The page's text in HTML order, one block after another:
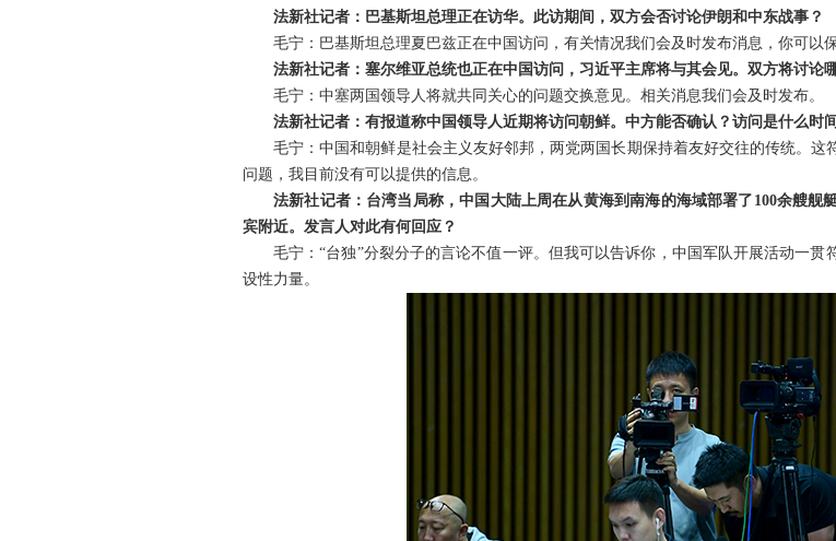
法新社记者：巴基斯坦总理正在访华。此访期间，双方会否讨论伊朗和中东战事？
毛宁：巴基斯坦总理夏巴兹正在中国访问，有关情况我们会及时发布消息，你可以保
法新社记者：塞尔维亚总统也正在中国访问，习近平主席将与其会见。双方将讨论
毛宁：中塞两国领导人将就共同关心的问题交换意见。相关消息我们会及时发布。
法新社记者：有报道称中国领导人近期将访问朝鲜。中方能否确认？访问是什么时
毛宁：中国和朝鲜是社会主义友好邻邦，两党两国长期保持着友好交往的传统。
问题，我目前没有可以提供的信息。
法新社记者：台湾当局称，中国大陆上周在从黄海到南海的海域部署了100余艘
宾附近。发言人对此有何回应？
毛宁：“台独”分裂分子的言论不值一评。但我可以告诉你，中国军队开展活动一
设性力量。